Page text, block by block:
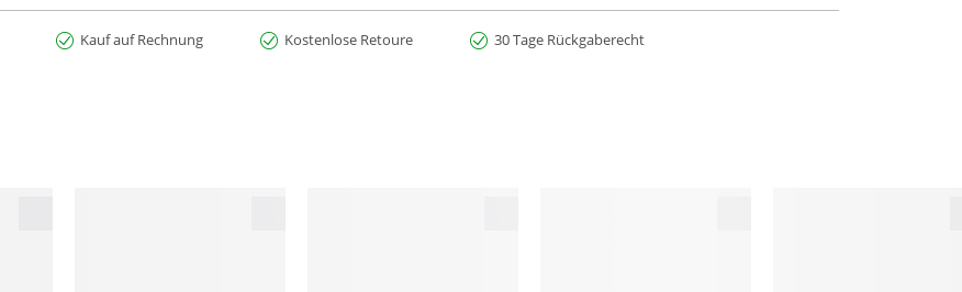
Kauf auf Rechnung Kostenlose Retoure 30 Tage Rückgaberecht